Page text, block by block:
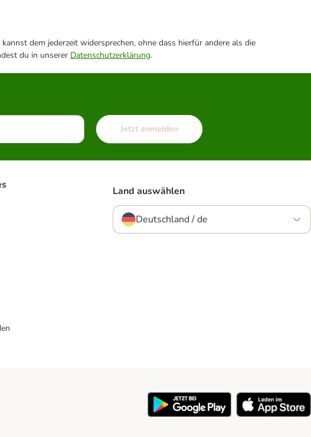
dem jederzeit widersprechen, ohne dass hierfür andere als die
du in unserer Datenschutzerklärung.
Jetzt anmelden
Land auswählen
Deutschland / de